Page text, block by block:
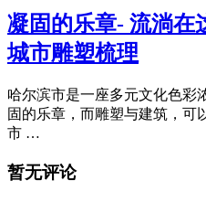
凝固的乐章- 流淌在
城市雕塑梳理
哈尔滨市是一座多元文化色彩
固的乐章，而雕塑与建筑，可
市 …
暂无评论